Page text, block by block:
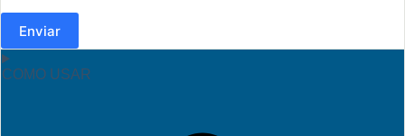
Enviar
COMO USAR